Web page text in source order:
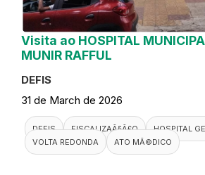
Visita ao HOSPITAL
MUNIR RAFFUL
DEFIS
31 de March de 2026
DEFIS FISCALIZAÃ§Ã£O
HOSPITAL
VOLTA REDONDA
ATO MÃ©DICO